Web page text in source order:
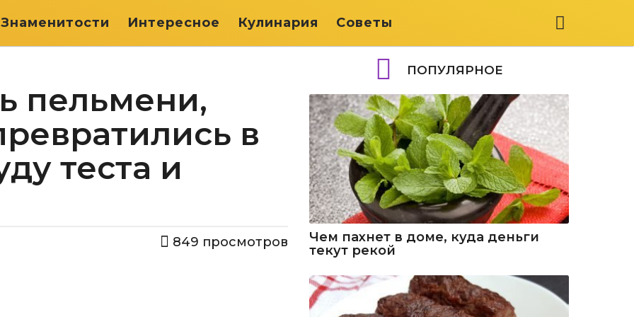
Знаменитости Интересное Кулинария Советы
пельмени,
в
теста и
849 просмотров
ПОПУЛЯРНОЕ
Чем пахнет в доме, куда деньги
текут рекой